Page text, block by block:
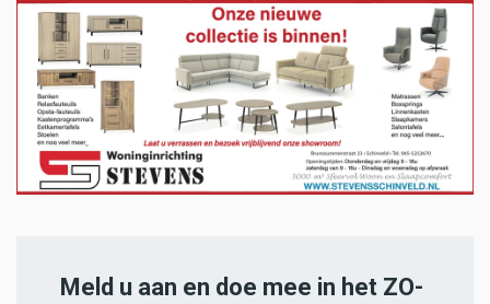
Meld u aan en doe mee in het ZO-